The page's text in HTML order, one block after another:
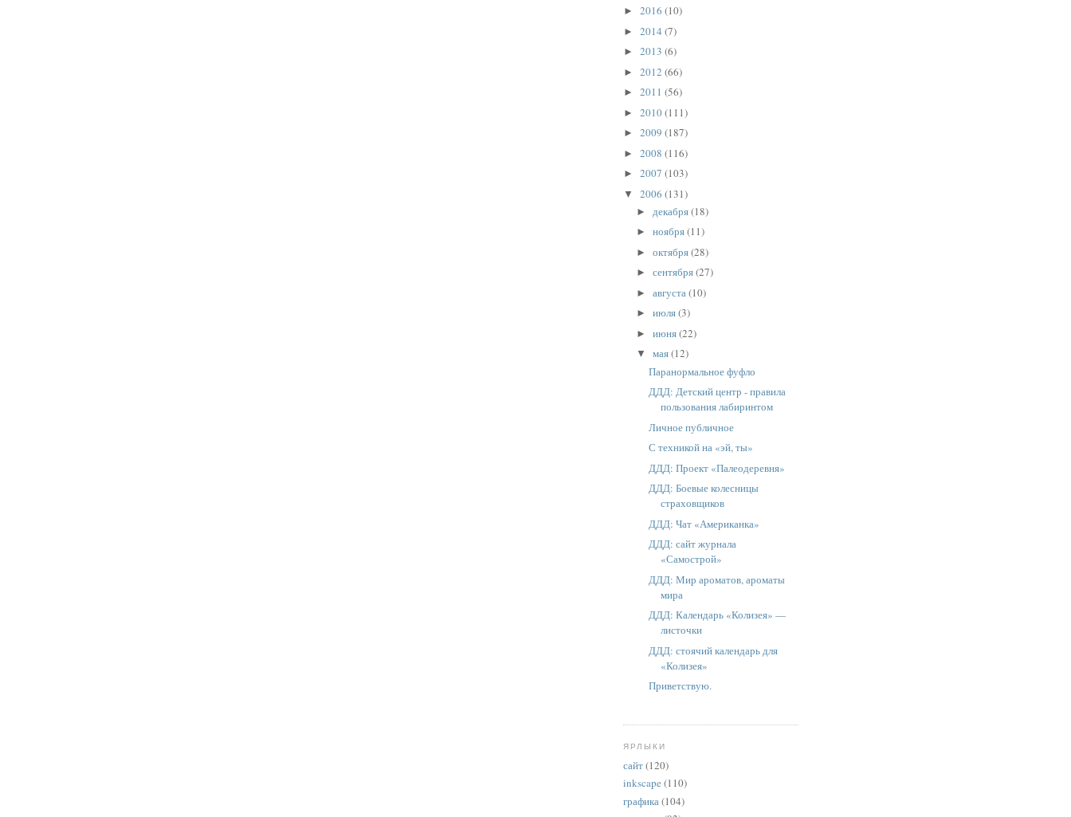
► 2016 (10)
► 2014 (7)
► 2013 (6)
► 2012 (66)
► 2011 (56)
► 2010(111)
► 2009 (187)
► 2008 (116)
► 2007 (103)
▼ 2006 (131)
► декабря(18)
► ноября(11)
► октября(28)
► сентября(27)
► августа(10)
► июля(3)
► июня(22)
▼ мая(12)
Паранормальное фуфло
ДДД: Детский центр - правила
пользования лабиринтом
Личное публичное
С техникой на «эй, ты»
ДДД: Проект «Палеодеревня»
ДДД: Боевые колесницы
страховщиков
ДДД: Чат «Американка»
ДДД: сайт журнала
«Самострой»
ДДД: Мир ароматов, ароматы
мира
ДДД: Календарь «Колизея» —
листочки
ДДД: стоячий календарь для
«Колизея»
Приветствую.
ЯРЛЫКИ
сайт(120)
inkscape (110)
графика(104)